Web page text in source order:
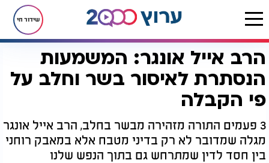
שידור חי
דף הבית יהדות לקראת שבת הרב אייל אונגר: המשמעות הנסתרת לאיסור בשר וחלב על פי הקבלה
הרב אייל אונגר: המשמעות
הנסתרת לאיסור בשר וחלב על
פי הקבלה
3 פעמים התורה מזהירה מבשר בחלב, הרב אייל אונגר
מגלה שמדובר לא רק בדיני מטבח אלא במאבק רוחני
בין חסד לדין שמתרחש גם בתוך הנפש שלנו